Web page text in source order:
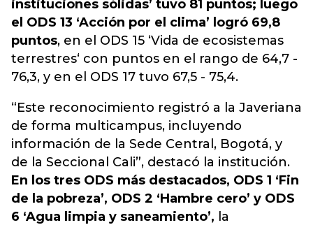
instituciones sólidas’ tuvo 81 puntos; luego
el ODS 13 ‘Acción por el clima’ logró 69,8
puntos, en el ODS 15 ‘Vida de ecosistemas
terrestres‘ con puntos en el rango de 64,7 -
76,3, y en el ODS 17 tuvo 67,5 - 75,4.
“Este reconocimiento registró a la Javeriana
de forma multicampus, incluyendo
información de la Sede Central, Bogotá, y
de la Seccional Cali”, destacó la institución.
En los tres ODS más destacados, ODS 1 ‘Fin
de la pobreza’, ODS 2 ‘Hambre cero’ y ODS
6 ‘Agua limpia y saneamiento’, la